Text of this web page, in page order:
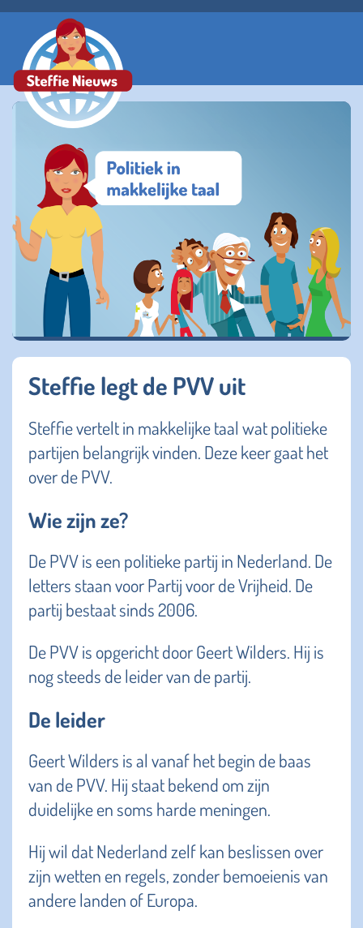
Steffie legt de PVV uit
Steffie vertelt in makkelijke taal wat politieke
partijen belangrijk vinden. Deze keer gaat het
over de PVV.
Wie zijn ze?
De PVV is een politieke partij in Nederland. De
letters staan voor Partij voor de Vrijheid. De
partij bestaat sinds 2006.
De PVV is opgericht door Geert Wilders. Hij is
nog steeds de leider van de partij.
De leider
Geert Wilders is al vanaf het begin de baas
van de PVV. Hij staat bekend om zijn
duidelijke en soms harde meningen.
Hij wil dat Nederland zelf kan beslissen over
zijn wetten en regels, zonder bemoeienis van
andere landen of Europa.